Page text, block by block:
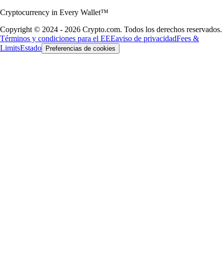
Cryptocurrency in Every Wallet™
Copyright © 2024 - 2026 Crypto.com. Todos los derechos reservados.
Términos y condiciones para el EEEaviso de privacidadFees &
LimitsEstado Preferencias de cookies